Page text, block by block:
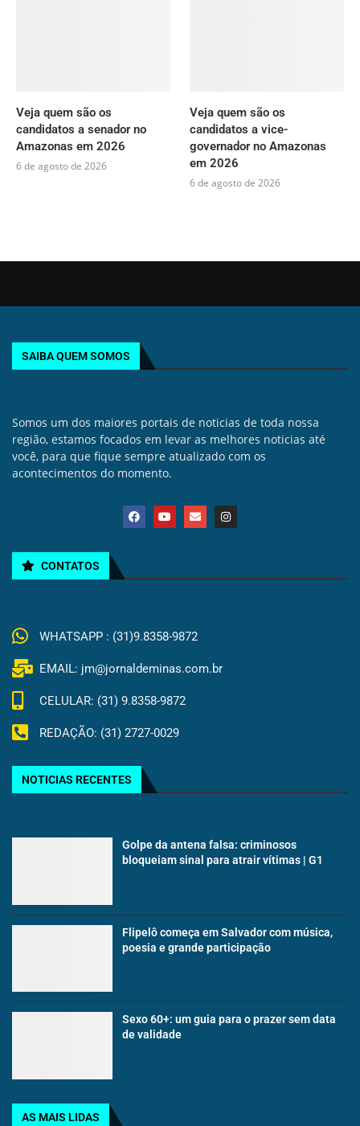
Veja quem são os
candidatos a senador no
Amazonas em 2026
6 de agosto de 2026
Veja quem são os
candidatos a vice-
governador no Amazonas
em 2026
6 de agosto de 2026
SAIBA QUEM SOMOS
Somos um dos maiores portais de noticias de toda nossa
região, estamos focados em levar as melhores noticias até
você, para que fique sempre atualizado com os
acontecimentos do momento.
CONTATOS
WHATSAPP : (31)9.8358-9872
EMAIL: jm@jornaldeminas.com.br
CELULAR: (31) 9.8358-9872
REDAÇÃO: (31) 2727-0029
NOTICIAS RECENTES
Golpe da antena falsa: criminosos
bloqueiam sinal para atrair vítimas | G1
Flipelô começa em Salvador com música,
poesia e grande participação
Sexo 60+: um guia para o prazer sem data
de validade
AS MAIS LIDAS